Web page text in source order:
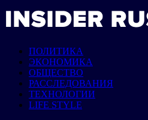
ПОЛИТИКА
ЭКОНОМИКА
ОБЩЕСТВО
РАССЛЕДОВАНИЯ
ТЕХНОЛОГИИ
LIFE STYLE